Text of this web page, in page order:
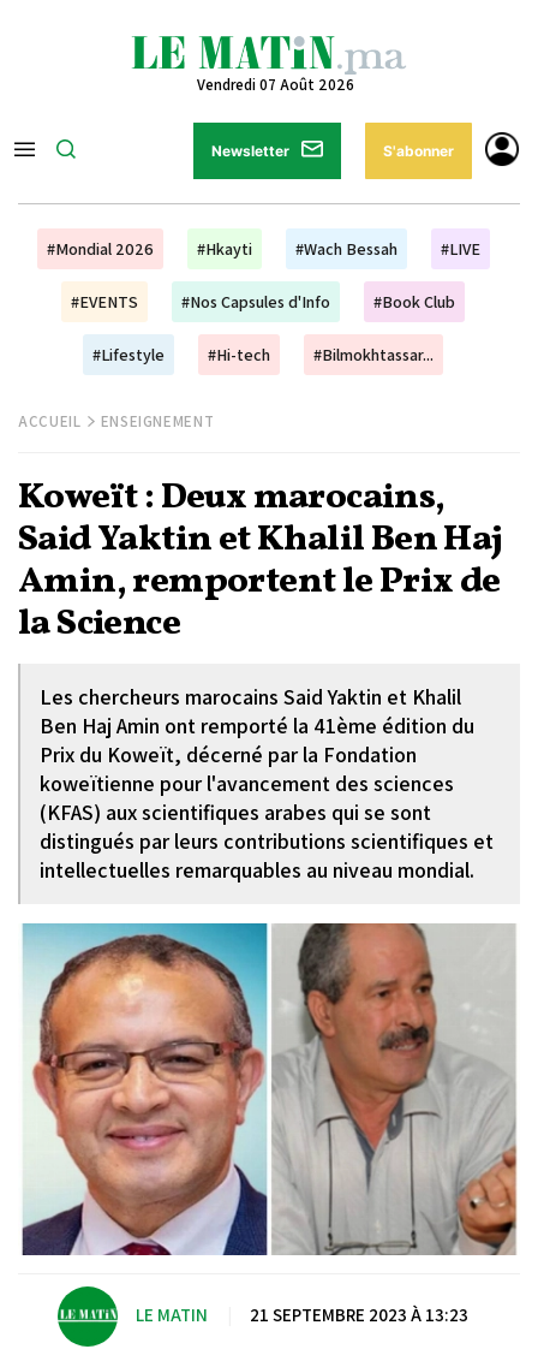
Vendredi 07 Août 2026
Newsletter S'abonner
#Mondial 2026 #Hkayti #Wach Bessah #LIVE
#EVENTS #Nos Capsules d'Info #Book Club
#Lifestyle #Hi-tech #Bilmokhtassar...
ACCUEIL ENSEIGNEMENT
Koweït : Deux marocains,
Said Yaktin et Khalil Ben Haj
Amin, remportent le Prix de
la Science
Les chercheurs marocains Said Yaktin et Khalil
Ben Haj Amin ont remporté la 41ème édition du
Prix du Koweït, décerné par la Fondation
koweïtienne pour l'avancement des sciences
(KFAS) aux scientifiques arabes qui se sont
distingués par leurs contributions scientifiques et
intellectuelles remarquables au niveau mondial.
LE MATIN 21 SEPTEMBRE 2023 À 13:23